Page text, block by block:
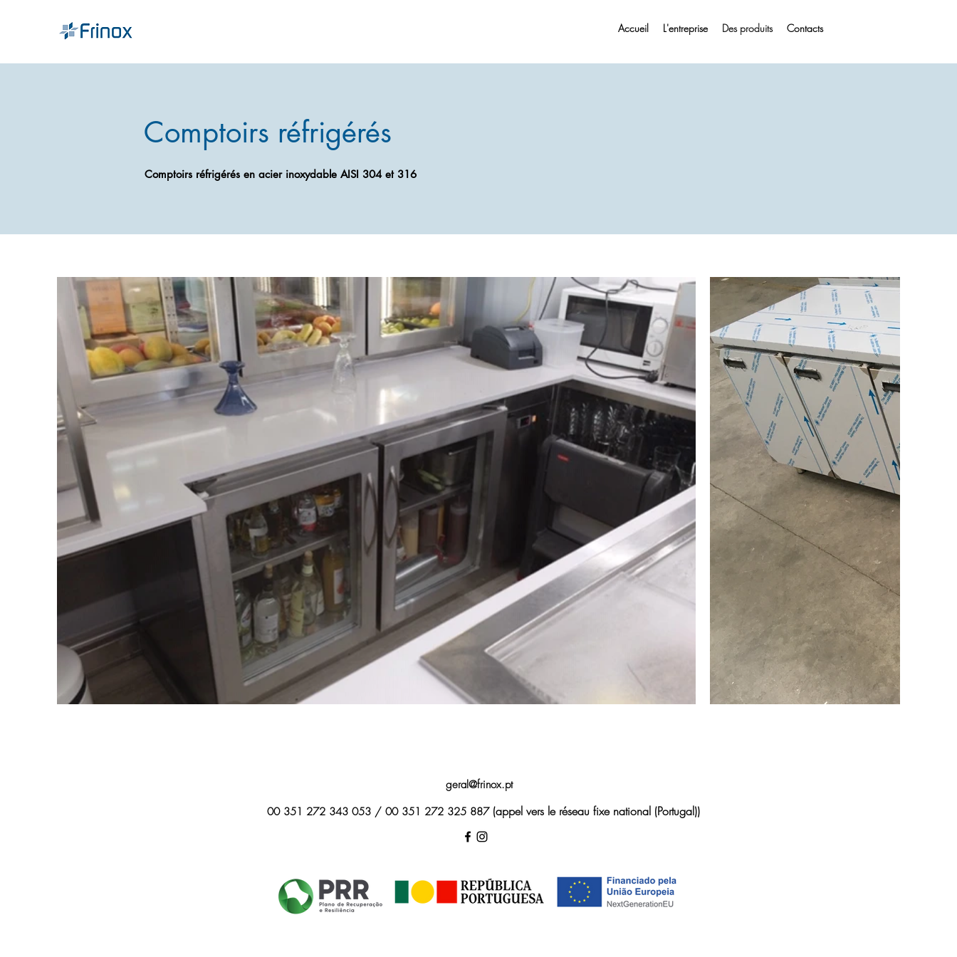
Accueil L'entreprise Des produits Contacts
Comptoirs réfrigérés
Comptoirs réfrigérés en acier inoxydable AISI 304 et 316
geral@frinox.pt
00 351 272 343 053 / 00 351 272 325 887 (appel vers le réseau fixe national (Portugal))